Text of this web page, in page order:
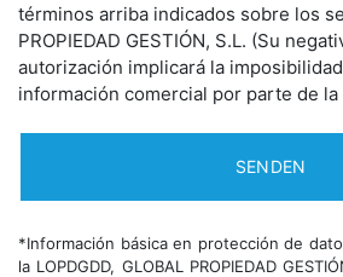
términos arriba indicados sobre los
PROPIEDAD GESTIÓN, S.L. (Su
autorización implicará la
información comercial por parte de la
*Información básica en protección de
la LOPDGDD, GLOBAL PROPIEDAD